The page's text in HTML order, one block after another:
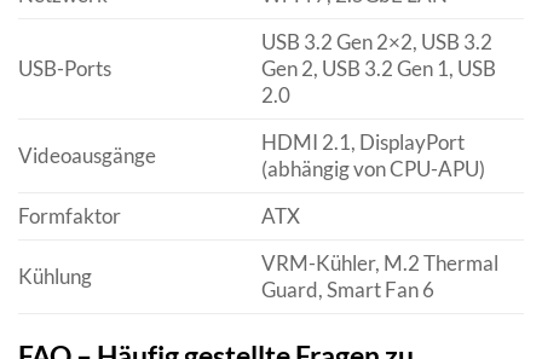
USB-Ports
USB 3.2 Gen 2×2, USB 3.2
Gen 2, USB 3.2 Gen 1, USB
2.0
Videoausgänge
HDMI 2.1, DisplayPort
(abhängig von CPU-APU)
Formfaktor
ATX
Kühlung
VRM-Kühler, M.2 Thermal
Guard, Smart Fan 6